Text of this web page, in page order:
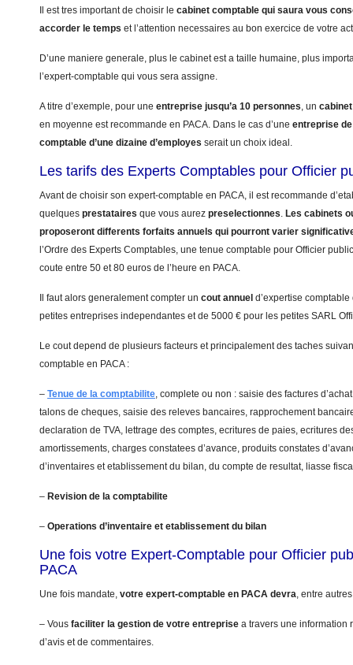
Il est tres important de choisir le cabinet comptable qui saura vous
accorder le temps et l’attention necessaires au bon exercice de votre
D’une maniere generale, plus le cabinet est a taille humaine, plus
l’expert-comptable qui vous sera assigne.
A titre d’exemple, pour une entreprise jusqu’a 10 personnes, un
en moyenne est recommande en PACA. Dans le cas d’une entreprise
comptable d’une dizaine d’employes serait un choix ideal.
Les tarifs des Experts Comptables pour Officier
Avant de choisir son expert-comptable en PACA, il est recommande
quelques prestataires que vous aurez preselectionnes. Les cabinets
proposeront differents forfaits annuels qui pourront varier
l’Ordre des Experts Comptables, une tenue comptable pour Officier
coute entre 50 et 80 euros de l’heure en PACA.
Il faut alors generalement compter un cout annuel d’expertise
petites entreprises independantes et de 5000 € pour les petites SARL
Le cout depend de plusieurs facteurs et principalement des taches
comptable en PACA :
– Tenue de la comptabilite, complete ou non : saisie des factures
talons de cheques, saisie des releves bancaires, rapprochement
declaration de TVA, lettrage des comptes, ecritures de paies, ecritures
amortissements, charges constatees d’avance, produits constates
d’inventaires et etablissement du bilan, du compte de resultat, liasse
– Revision de la comptabilite
– Operations d’inventaire et etablissement du bilan
Une fois votre Expert-Comptable pour Officier
PACA
Une fois mandate, votre expert-comptable en PACA devra, entre
– Vous faciliter la gestion de votre entreprise a travers une information
d’avis et de commentaires.